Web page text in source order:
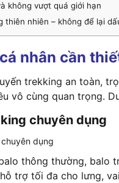
không vượt quá giới hạn
thiên nhiên – không để lại
nhân cần
trekking an toàn,
vô cùng quan trọng.
chuyên dụng
thông thường, balo
trợ tối đa cho lưng,